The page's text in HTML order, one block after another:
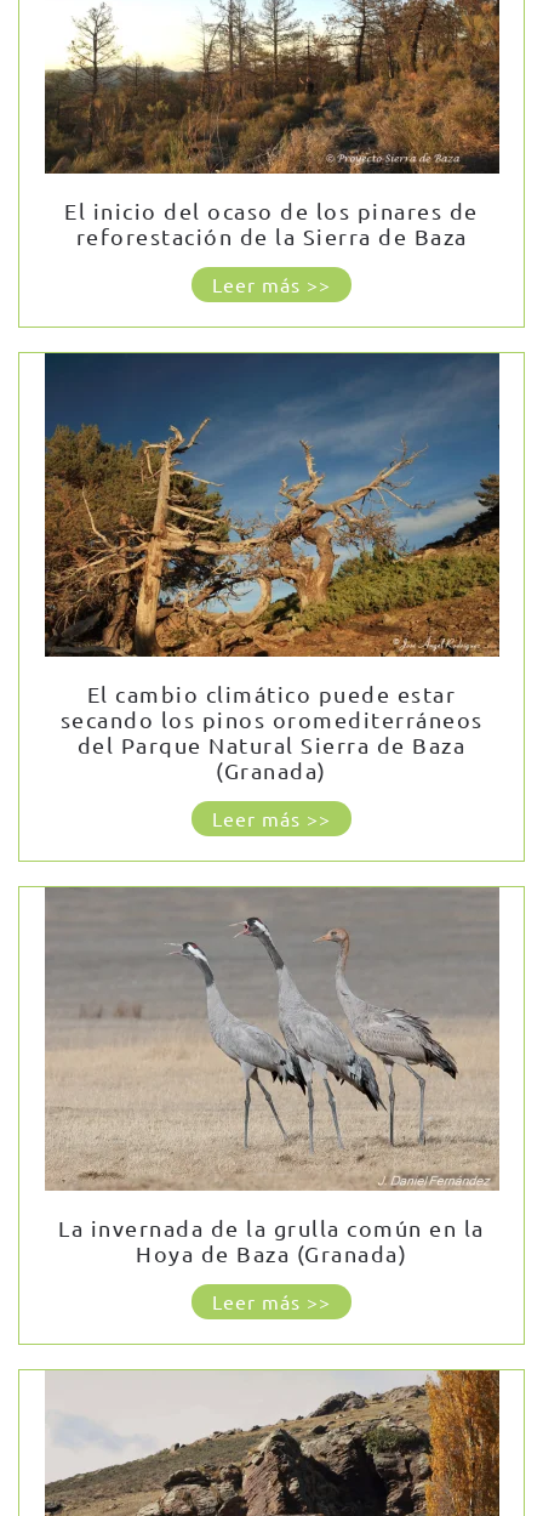
El inicio del ocaso de los pinares de
reforestación de la Sierra de Baza
Leer más >>
El cambio climático puede estar
secando los pinos oromediterráneos
del Parque Natural Sierra de Baza
(Granada)
Leer más >>
La invernada de la grulla común en la
Hoya de Baza (Granada)
Leer más >>